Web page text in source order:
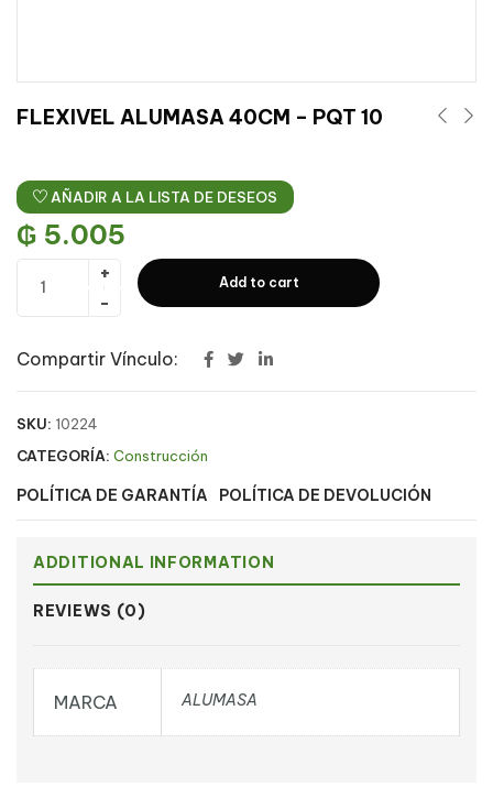
FLEXIVEL ALUMASA 40CM – PQT 10
AÑADIR A LA LISTA DE DESEOS
₲ 5.005
Add to cart
Compartir Vínculo:
SKU: 10224
CATEGORÍA: Construcción
POLÍTICA DE GARANTÍA POLÍTICA DE DEVOLUCIÓN
ADDITIONAL INFORMATION
REVIEWS (0)
MARCA ALUMASA